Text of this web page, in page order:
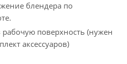
блендера по
рабочую поверхность (нужен
аксессуаров)